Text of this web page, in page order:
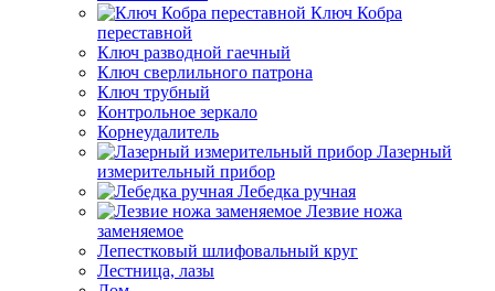
Ключ Кобра
переставной
Ключ разводной гаечный
Ключ сверлильного патрона
Ключ трубный
Контрольное зеркало
Корнеудалитель
Лазерный
измерительный прибор
Лебедка ручная
Лезвие ножа
заменяемое
Лепестковый шлифовальный круг
Лестница, лазы